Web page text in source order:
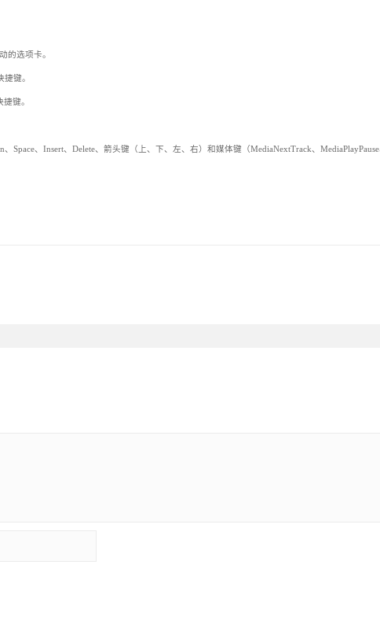
的选项卡。
捷键。
键。
Space、Insert、Delete、箭头键（上、下、左、右）和媒体键（MediaNextTrack、